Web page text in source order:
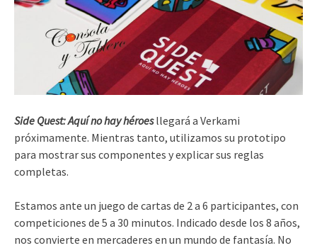
Side Quest: Aquí no hay héroesllegará a Verkami
próximamente. Mientras tanto, utilizamos su prototipo
para mostrar sus componentes y explicar sus reglas
completas.
Estamos ante un juego de cartas de 2 a 6 participantes, con
competiciones de 5 a 30 minutos. Indicado desde los 8 años,
nos convierte en mercaderes en un mundo de fantasía. No